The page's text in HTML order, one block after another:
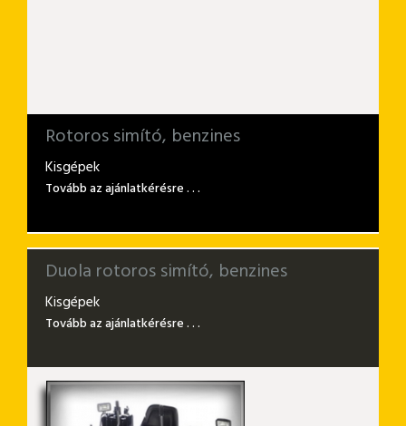
Rotoros simító, benzines
Kisgépek
Tovább az ajánlatkérésre . . .
Duola rotoros simító, benzines
Kisgépek
Tovább az ajánlatkérésre . . .